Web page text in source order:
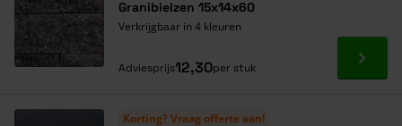
Granibielzen 15x14x60
Verkrijgbaar in 4 kleuren
Adviesprijs12,30per stuk Ga
Korting? Vraag offerte aan!